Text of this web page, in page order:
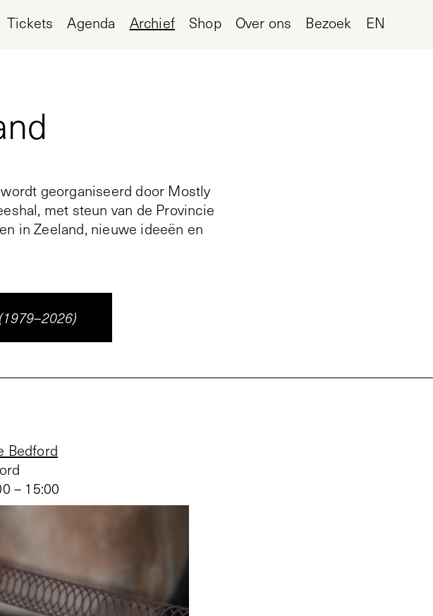
Tickets Agenda Archief Shop Over ons Bezoek EN
georganiseerd door Mostly
met steun van de Provincie
in Zeeland, nieuwe ideeën en
Bedford
– 15:00